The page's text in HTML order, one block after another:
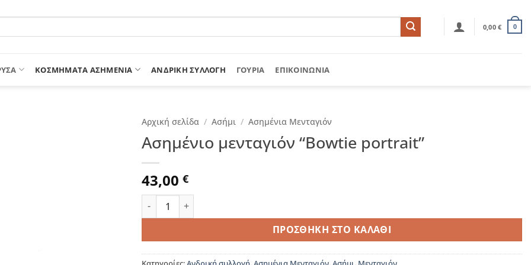
0,00€ 0
ΚΟΣΜΗΜΑΤΑ ΑΣΗΜΕΝΙΑ ΑΝΔΡΙΚΉ ΣΥΛΛΟΓΉ ΓΟΎΡΙΑ ΕΠΙΚΟΙΝΩΝΊΑ
Αρχική σελίδα / Ασήμι / Ασημένια Μενταγιόν
Ασημένιο μενταγιόν “Bowtie portrait”
43,00 €
Ασημένιο μενταγιόν "Bowtie portrait" ποσότητα
ΠΡΟΣΘΉΚΗ ΣΤΟ ΚΑΛΆΘΙ